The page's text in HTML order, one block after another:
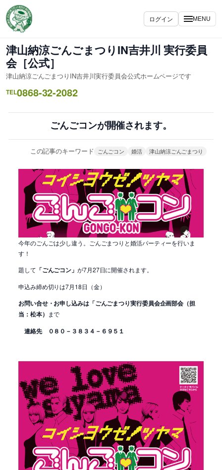
容
を
ス
キ
ッ
プ
ログイン MENU
津山納涼ごんごまつりIN吉井川 実行委員
会［公式］
津山納涼ごんごまつりIN吉井川実行委員会公式ホームページです
TEL0868-32-2082
ごんごコンが開催されます。
この記事のキーワード ごんごコン 婚活 津山納涼ごんごまつり
今年のごんごは少し違う。ごんごまつりと婚活パーティーを行いま
す！
題して 「ごんごコン」が7月27日に開催されます。
申込み締め切りは7月18日（金）
お問い合せ・お申し込みは「ごんごまつり実行委員会企画部会（担
当：松本） まで
連絡先 ０８０－３８３４－６９５１